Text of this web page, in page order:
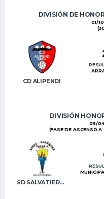
DIVISIÓN DE
01/
CD ALIPENDI
DIVISIÓN
09/
(FASE DE ASCENSO
SD SALVATIERRA